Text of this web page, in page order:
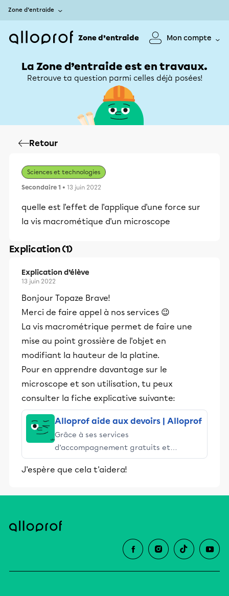
Zone d’entraide
Zone d’entraide Mon compte
La Zone d’entraide est en travaux.
Retrouve ta question parmi celles déjà posées!
Retour
Sciences et technologies
Secondaire 1 • 13 juin 2022
quelle est l'effet de l'applique d'une force sur
la vis macrométique d'un microscope
Explication (1)
Explication d’élève
13 juin 2022
Bonjour Topaze Brave!
Merci de faire appel à nos services 😉
La vis macrométrique permet de faire une
mise au point grossière de l'objet en
modifiant la hauteur de la platine.
Pour en apprendre davantage sur le
microscope et son utilisation, tu peux
consulter la fiche explicative suivante:
Alloprof aide aux devoirs | Alloprof
Grâce à ses services
d’accompagnement gratuits et
stimulants, Alloprof engage les élèves
et leurs parents dans la réussite
J'espère que cela t'aidera!